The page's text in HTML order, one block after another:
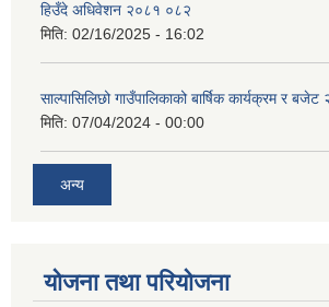
हिउँदे अधिवेशन २०८१ ०८२
मिति: 02/16/2025 - 16:02
साल्पासिलिछो गाउँपालिकाको बार्षिक कार्यक्रम र
मिति: 07/04/2024 - 00:00
अन्य
योजना तथा परियोजना